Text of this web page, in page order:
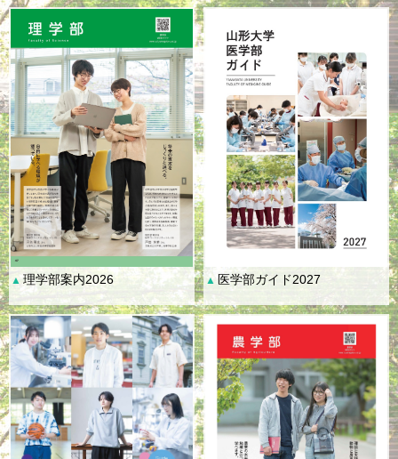
▲理学部案内2026 ▲ 医学部ガイド2027